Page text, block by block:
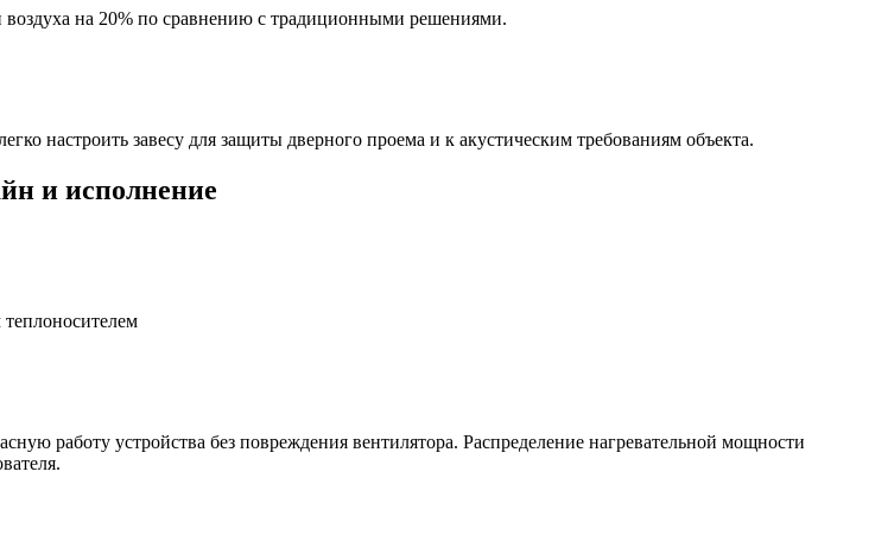
воздуха на 20% по сравнению с традиционными решениями.
настроить завесу для защиты дверного проема и к акустическим требованиям объекта.
и исполнение
работу устройства без повреждения вентилятора. Распределение нагревательной мощности